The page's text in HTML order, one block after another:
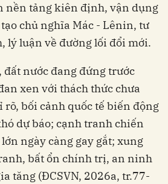
nền tảng kiên định, vận dụng
chủ nghĩa Mác - Lênin, tư
lý luận về đường lối đổi mới.
nước đang đứng trước
xen với thách thức chưa
rõ, bối cảnh quốc tế biến động
dự báo; cạnh tranh chiến
ngày càng gay gắt; xung
bất ổn chính trị, an ninh
tăng (ĐCSVN, 2026a, tr.77-